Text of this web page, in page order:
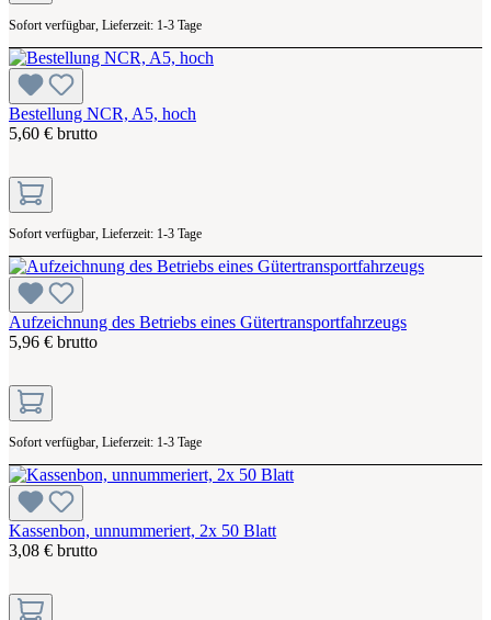
Sofort verfügbar, Lieferzeit: 1-3 Tage
Bestellung NCR, A5, hoch
5,60 € brutto
Sofort verfügbar, Lieferzeit: 1-3 Tage
Aufzeichnung des Betriebs eines Gütertransportfahrzeugs
5,96 € brutto
Sofort verfügbar, Lieferzeit: 1-3 Tage
Kassenbon, unnummeriert, 2x 50 Blatt
3,08 € brutto